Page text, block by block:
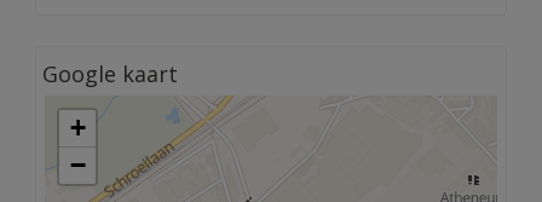
Google kaart
+
−